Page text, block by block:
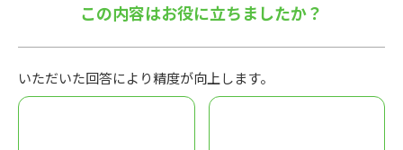
この内容はお役に立ちましたか？
いただいた回答により精度が向上します。